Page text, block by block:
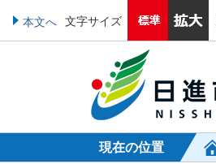
本文へ 文字サイズ
現在の位置